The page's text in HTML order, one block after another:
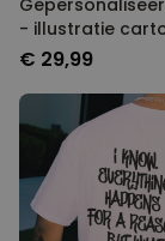
- illustratie
€ 29,99